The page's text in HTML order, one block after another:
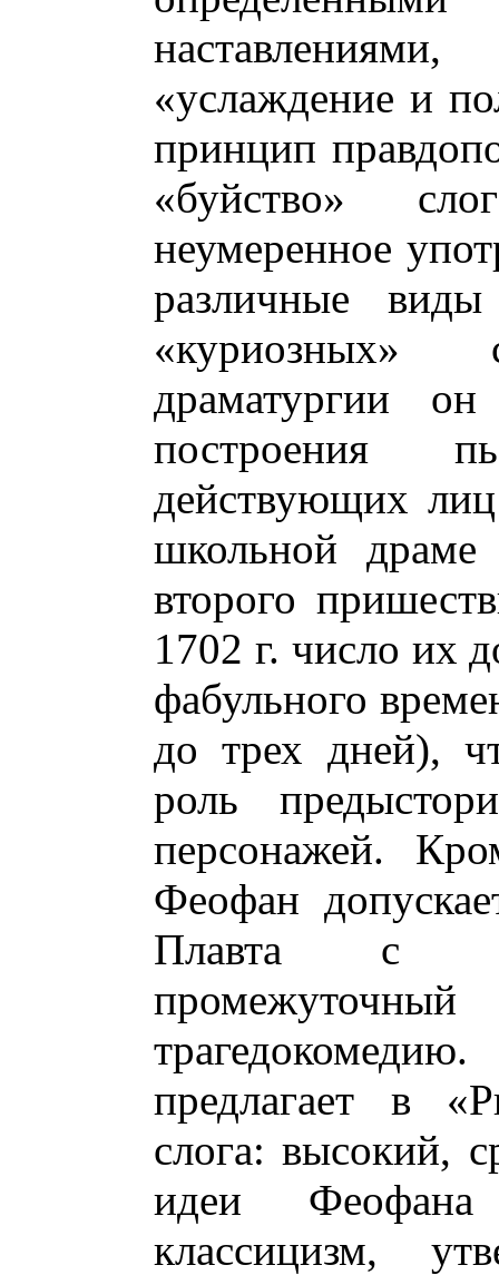
«услаждение и
принцип
«буйство»
неумеренное
различные
драматургии он
построения
действующих
школьной драме
второго
1702 г. число их
фабульного
до трех дней),
роль
персонажей.
Феофан
Плавта с
предлагает в
слога: высокий,
идеи Феофана
классицизм,